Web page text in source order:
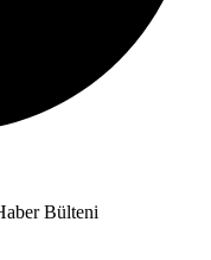
Bülteni